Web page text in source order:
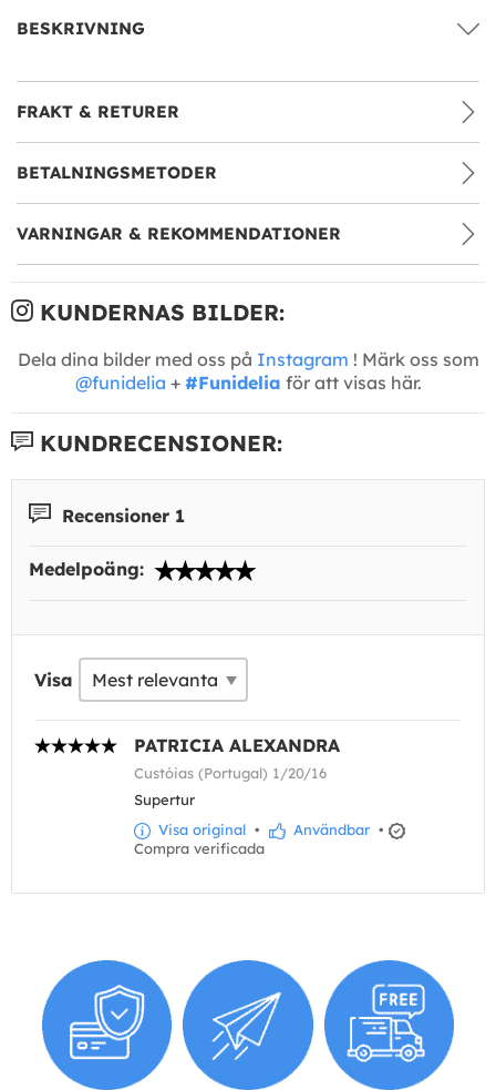
BESKRIVNING
FRAKT & RETURER
BETALNINGSMETODER
VARNINGAR & REKOMMENDATIONER
KUNDERNAS BILDER:
Dela dina bilder med oss på Instagram ! Märk oss som
@funidelia + #Funidelia för att visas här.
KUNDRECENSIONER:
Recensioner 1
Medelpoäng:
Visa
PATRICIA ALEXANDRA
Custóias (Portugal) 1/20/16
Supertur
Visa original • Användbar •
Compra verificada